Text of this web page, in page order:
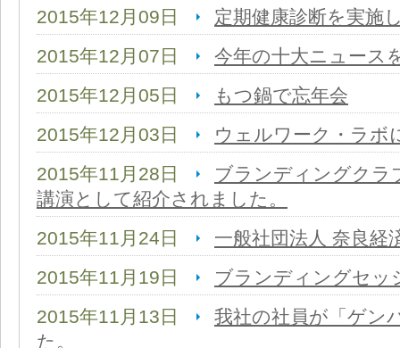
2015年12月09日
定期健康診断を実施
2015年12月07日
今年の十大ニュース
2015年12月05日
もつ鍋で忘年会
2015年12月03日
ウェルワーク・ラボ
2015年11月28日
ブランディングク
講演として紹介されました。
2015年11月24日
一般社団法人 奈良経
2015年11月19日
ブランディングセッ
2015年11月13日
我社の社員が「ゲン
た。